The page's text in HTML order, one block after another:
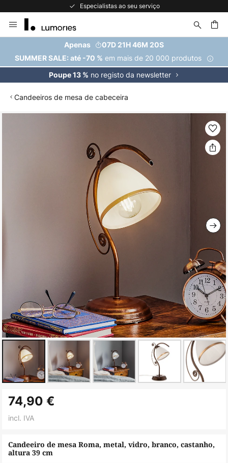
Especialistas ao seu serviço
para
Conteúdo
Apenas
07D 21H 46M 19S
SUMMER SALE: até -70 % em mais de 20 000 produtos
Poupe 13 % no registo da newsletter
Candeeiros de mesa de cabeceira
para
da
Galeria
Candeeiro de mesa Roma, metal, vidro, branco, castanho,
altura 39 cm
74,90 €
incl. IVA